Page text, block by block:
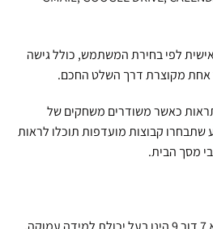
לפי בחירת המשתמש, כולל גישה
אחת מקוצרת דרך השלט החכם.
כאשר משודרים משחקים של
שתבחרו קבוצות מועדפות תוכלו לראות
מסך הבית.